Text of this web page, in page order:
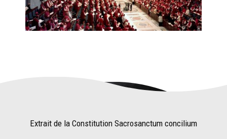
Extrait de la Constitution Sacrosanctum concilium